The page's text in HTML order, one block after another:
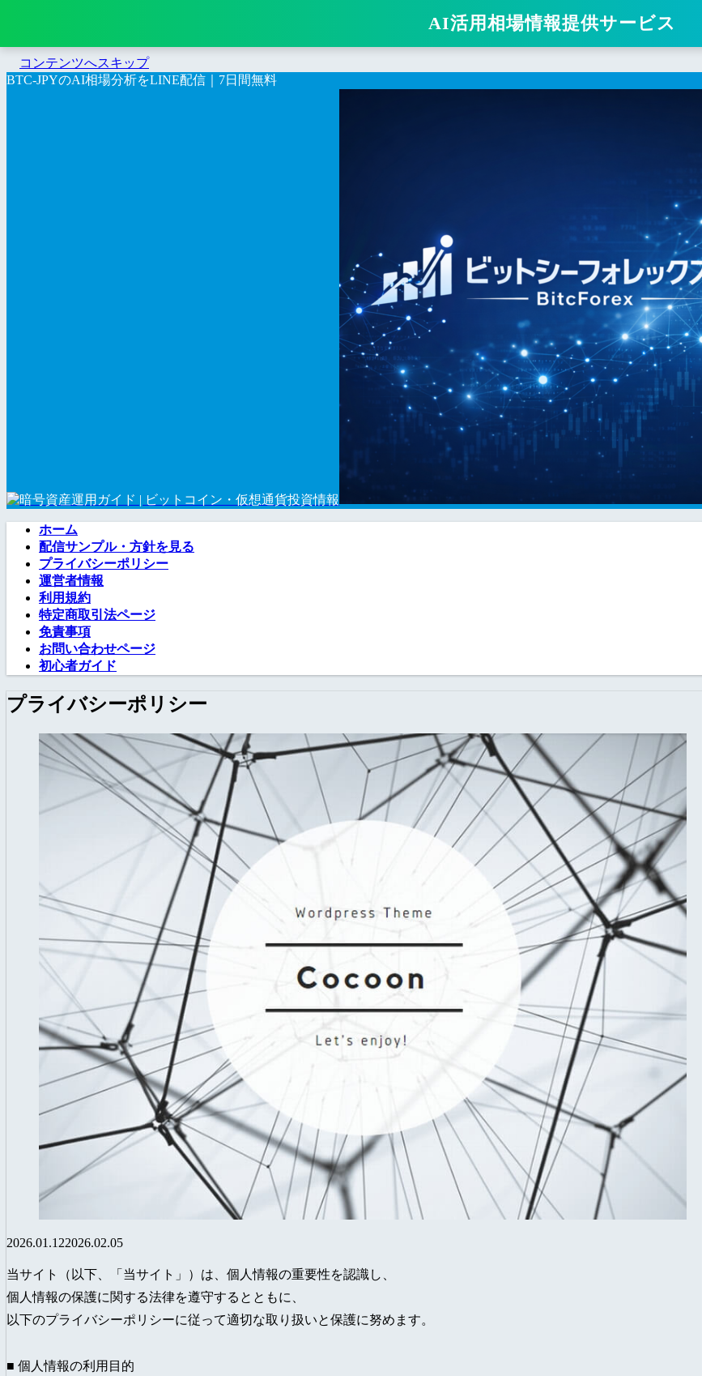
AI活用相場情報提供サービス
コンテンツへスキップ
BTC-JPYのAI相場分析をLINE配信｜7日間無料
ホーム
配信サンプル・方針を見る
プライバシーポリシー
運営者情報
利用規約
特定商取引法ページ
免責事項
お問い合わせページ
初心者ガイド
プライバシーポリシー
2026.01.122026.02.05
当サイト（以下、「当サイト」）は、個人情報の重要性を認識し、
個人情報の保護に関する法律を遵守するとともに、
以下のプライバシーポリシーに従って適切な取り扱いと保護に努めます。
■ 個人情報の利用目的